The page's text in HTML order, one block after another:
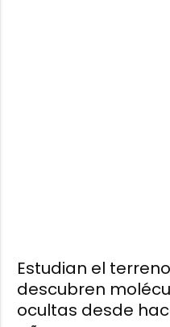
Estudian el
descubren
ocultas desde